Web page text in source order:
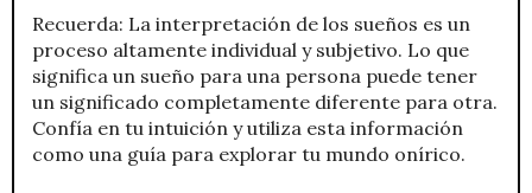
Recuerda: La interpretación de los sueños es un
proceso altamente individual y subjetivo. Lo que
significa un sueño para una persona puede tener
un significado completamente diferente para otra.
Confía en tu intuición y utiliza esta información
como una guía para explorar tu mundo onírico.